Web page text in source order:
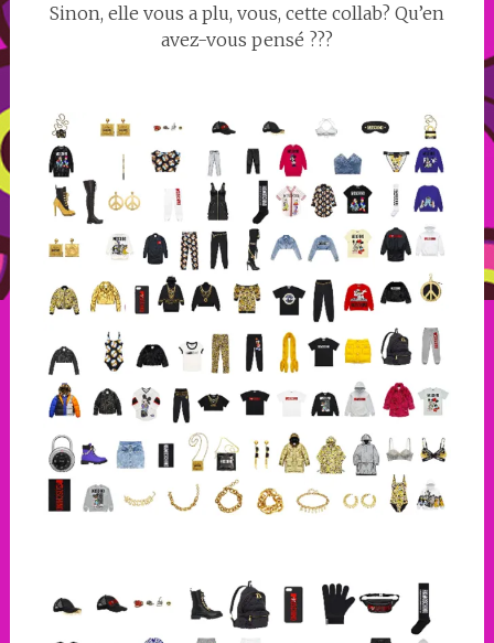
Sinon, elle vous a plu, vous, cette collab? Qu’en
avez-vous pensé ???